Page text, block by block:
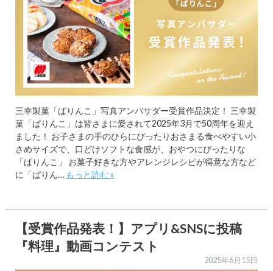
三幸製菓「ぱりんこ」写真アンバサダー受賞作品決定！ 三幸製
菓「ぱりんこ」は皆さまに愛されて2025年3月で50周年を迎え
ました！ お子さまの手のひらにぴったりおさまる食べやすい小
さめサイズで、口どけソフトな食感が、おやつにぴったりな
「ぱりんこ」 お菓子好きな方やアレンジレシピが得意な方など
に「ぱりん… もっと読む »
【受賞作品発表！】アプリ&SNSに投稿
『料理』動画コンテスト
2025年6月15日